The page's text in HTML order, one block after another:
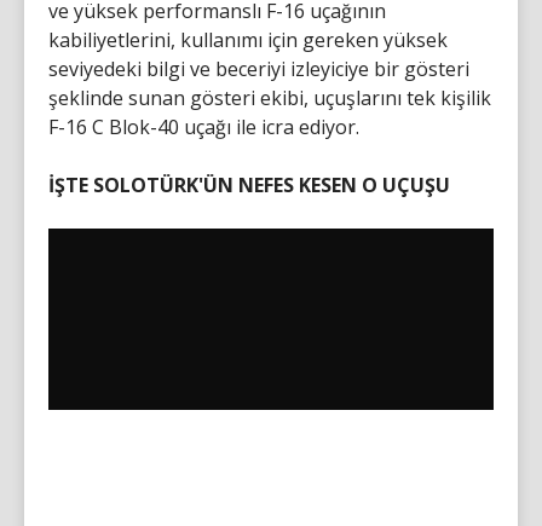
ve yüksek performanslı F-16 uçağının
kabiliyetlerini, kullanımı için gereken yüksek
seviyedeki bilgi ve beceriyi izleyiciye bir gösteri
şeklinde sunan gösteri ekibi, uçuşlarını tek kişilik
F-16 C Blok-40 uçağı ile icra ediyor.
İŞTE SOLOTÜRK'ÜN NEFES KESEN O UÇUŞU